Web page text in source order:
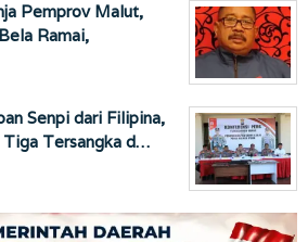
Pemprov Malut,
Ramai,
Senpi dari Filipina,
Tiga Tersangka d…